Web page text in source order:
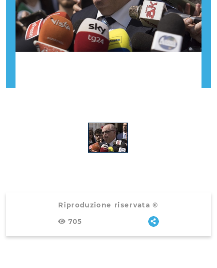
Riproduzione riservata ©
705